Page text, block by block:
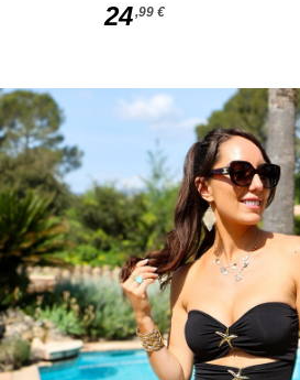
24,99 €